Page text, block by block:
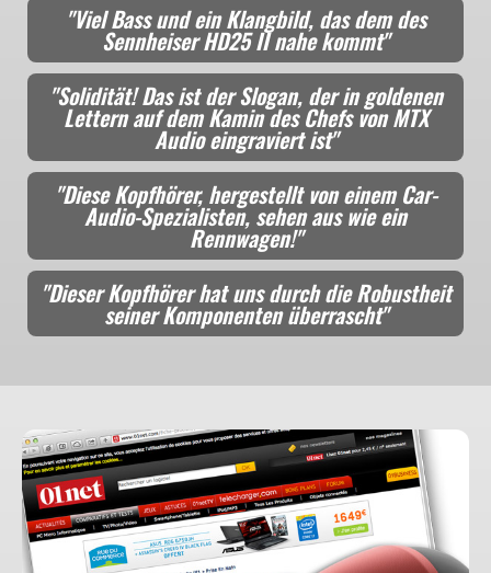
"Viel Bass und ein Klangbild, das dem des
Sennheiser HD25 II nahe kommt"
"Solidität! Das ist der Slogan, der in goldenen
Lettern auf dem Kamin des Chefs von MTX
Audio eingraviert ist"
"Diese Kopfhörer, hergestellt von einem Car-
Audio-Spezialisten, sehen aus wie ein
Rennwagen!"
"Dieser Kopfhörer hat uns durch die Robustheit
seiner Komponenten überrascht"